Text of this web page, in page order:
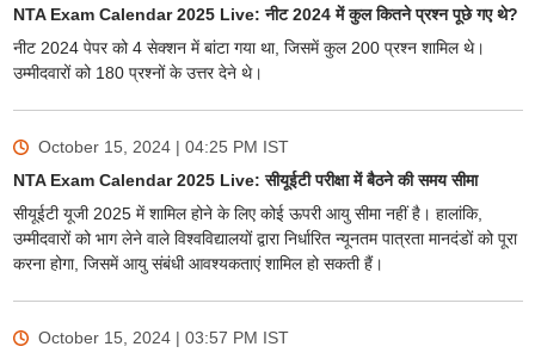
NTA Exam Calendar 2025 Live: नीट 2024 में कुल कितने प्रश्न पूछे गए थे?
नीट 2024 पेपर को 4 सेक्शन में बांटा गया था, जिसमें कुल 200 प्रश्न शामिल थे।
उम्मीदवारों को 180 प्रश्नों के उत्तर देने थे।
October 15, 2024 | 04:25 PM IST
NTA Exam Calendar 2025 Live: सीयूईटी परीक्षा में बैठने की समय सीमा
सीयूईटी यूजी 2025 में शामिल होने के लिए कोई ऊपरी आयु सीमा नहीं है। हालांकि,
उम्मीदवारों को भाग लेने वाले विश्वविद्यालयों द्वारा निर्धारित न्यूनतम पात्रता मानदंडों को पूरा
करना होगा, जिसमें आयु संबंधी आवश्यकताएं शामिल हो सकती हैं।
October 15, 2024 | 03:57 PM IST